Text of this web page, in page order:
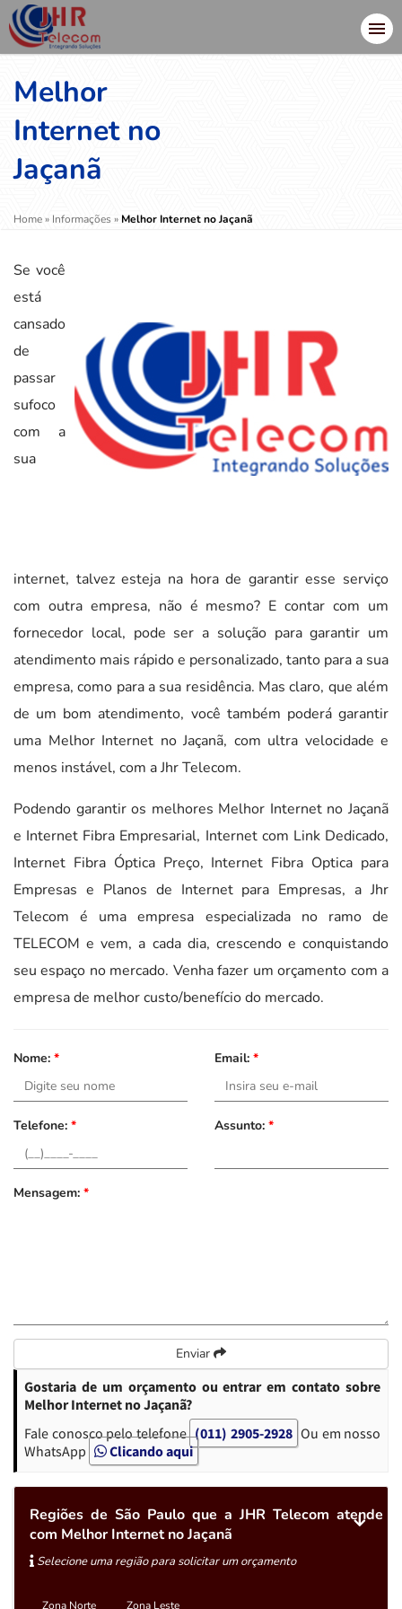
Melhor
Internet no
Jaçanã
Home» Informações » Melhor Internet no Jaçanã
Se você
está
cansado
de
passar
sufoco
com a
sua
internet, talvez esteja na hora de garantir esse serviço
com outra empresa, não é mesmo? E contar com um
fornecedor local, pode ser a solução para garantir um
atendimento mais rápido e personalizado, tanto para a sua
empresa, como para a sua residência. Mas claro, que além
de um bom atendimento, você também poderá garantir
uma Melhor Internet no Jaçanã, com ultra velocidade e
menos instável, com a Jhr Telecom.
Podendo garantir os melhores Melhor Internet no Jaçanã
e Internet Fibra Empresarial, Internet com Link Dedicado,
Internet Fibra Óptica Preço, Internet Fibra Optica para
Empresas e Planos de Internet para Empresas, a Jhr
Telecom é uma empresa especializada no ramo de
TELECOM e vem, a cada dia, crescendo e conquistando
seu espaço no mercado. Venha fazer um orçamento com a
empresa de melhor custo/benefício do mercado.
Nome: * Email: *
Telefone: * Assunto: *
Mensagem: *
Enviar
Gostaria de um orçamento ou entrar em contato sobre
Melhor Internet no Jaçanã?
Fale conosco pelo telefone (011) 2905-2928 Ou em nosso
WhatsApp
Clicando aqui
Regiões de São Paulo que a JHR Telecom atende
com Melhor Internet no Jaçanã
Selecione uma região para solicitar um orçamento
Zona Norte Zona Leste